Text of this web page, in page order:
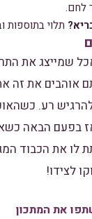
לחם.
תלוי בתוספות
שמייצג את
אוהבים את זה
רע.
בפעם הבאה
לו את הכבוד
לצידו!
את המתכון